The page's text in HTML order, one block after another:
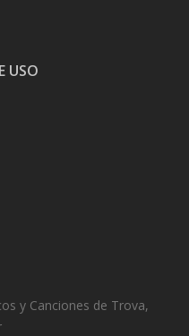
USO
y Canciones de Trova,